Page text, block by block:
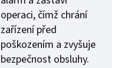
operaci, čímž chrání
zařízení před
poškozením a zvyšuje
bezpečnost obsluhy.